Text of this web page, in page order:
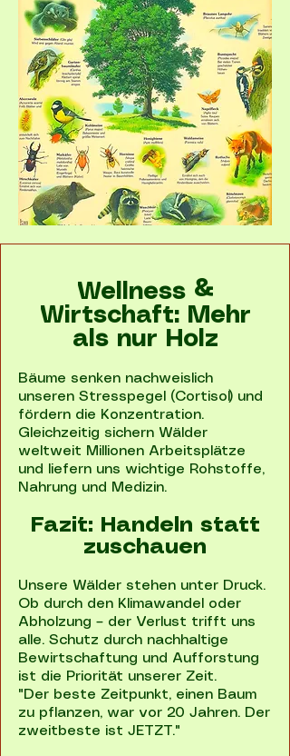
Wellness &
Wirtschaft: Mehr
als nur Holz
Bäume senken nachweislich
unseren Stresspegel (Cortisol) und
fördern die Konzentration.
Gleichzeitig sichern Wälder
weltweit Millionen Arbeitsplätze
und liefern uns wichtige Rohstoffe,
Nahrung und Medizin.
Fazit: Handeln statt
zuschauen
Unsere Wälder stehen unter Druck.
Ob durch den Klimawandel oder
Abholzung – der Verlust trifft uns
alle. Schutz durch nachhaltige
Bewirtschaftung und Aufforstung
ist die Priorität unserer Zeit.
"Der beste Zeitpunkt, einen Baum
zu pflanzen, war vor 20 Jahren. Der
zweitbeste ist JETZT."